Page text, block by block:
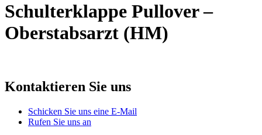
Schulterklappe Pullover –
Oberstabsarzt (HM)
Kontaktieren Sie uns
Schicken Sie uns eine E-Mail
Rufen Sie uns an